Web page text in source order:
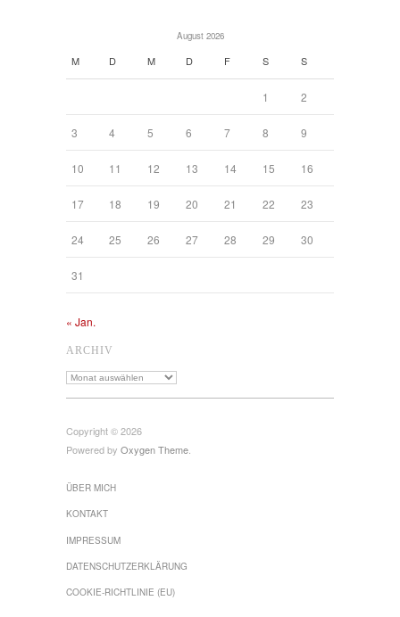
August 2026
M D M D F S S
1 2
3 4 5 6 7 8 9
10 11 12 13 14 15 16
17 18 19 20 21 22 23
24 25 26 27 28 29 30
31
« Jan.
ARCHIV
Archiv
Copyright © 2026
Powered by Oxygen Theme
ÜBER MICH
KONTAKT
IMPRESSUM
DATENSCHUTZ­ERKLÄRUNG
COOKIE-RICHTLINIE (EU)